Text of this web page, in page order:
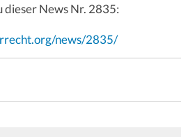
dieser News Nr. 2835:
news/2835/